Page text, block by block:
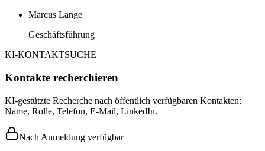
Marcus Lange
Geschäftsführung
KI-KONTAKTSUCHE
Kontakte recherchieren
KI-gestützte Recherche nach öffentlich verfügbaren Kontakten:
Name, Rolle, Telefon, E-Mail, LinkedIn.
Nach Anmeldung verfügbar